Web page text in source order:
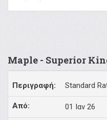
Maple - Superior
Standard
01 Ιαν 26